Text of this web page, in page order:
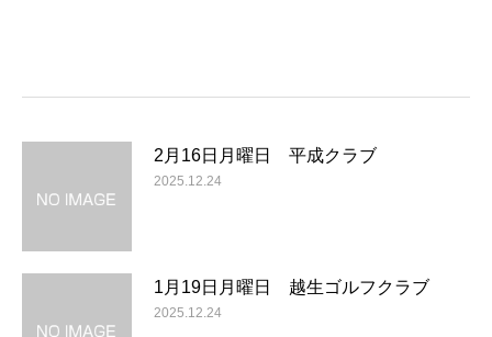
2月16日月曜日 平成クラブ
2025.12.24
1月19日月曜日 越生ゴルフクラブ
2025.12.24